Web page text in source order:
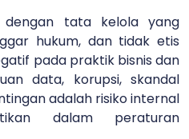
dengan tata kelola yang
hukum, dan tidak etis
pada praktik bisnis dan
data, korupsi, skandal
adalah risiko internal
dalam peraturan